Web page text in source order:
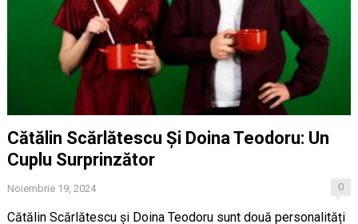
Cătălin Scărlătescu Și Doina Teodoru: Un
Cuplu Surprinzător
Noiembrie 19, 2024 0
Cătălin Scărlătescu și Doina Teodoru sunt două personalități